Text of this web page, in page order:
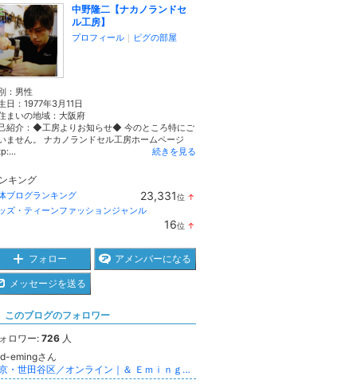
中野隆二【ナカノランドセ
ル工房】
プロフィール ｜ ピグの部屋
： 男性
日： 1977年3月11日
まいの地域： 大阪府
紹介：◆工房よりお知らせ◆ 今のところ特にご
ません。 ナカノランドセル工房ホームページ
続きを見る
キング
ブログランキング 23,331位 ↑
グ
上
昇
ズ・ティーンファッションジャンル
16位 ↑
フォロー アメンバーになる
メッセージを送る
このブログのフォロワー
ロワー: 726 人
emingさん
東京・世田谷区／オンライン｜＆ Ｅｍｉｎｇの布花あそび（布花教室）